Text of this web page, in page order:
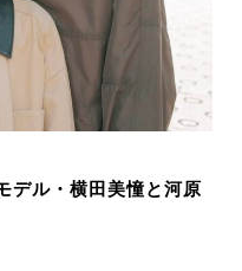
デル・横田美憧と河原